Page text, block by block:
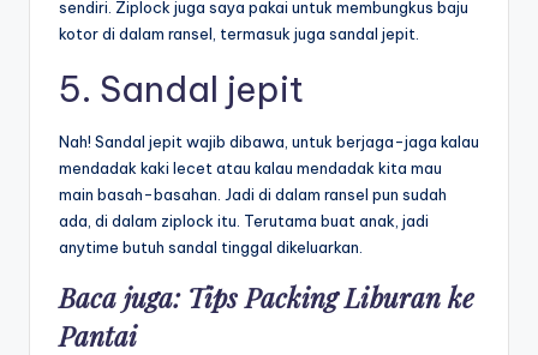
sendiri. Ziplock juga saya pakai untuk membungkus baju
kotor di dalam ransel, termasuk juga sandal jepit.
5. Sandal jepit
Nah! Sandal jepit wajib dibawa, untuk berjaga-jaga kalau
mendadak kaki lecet atau kalau mendadak kita mau
main basah-basahan. Jadi di dalam ransel pun sudah
ada, di dalam ziplock itu. Terutama buat anak, jadi
anytime butuh sandal tinggal dikeluarkan.
Baca juga: Tips Packing Liburan ke
Pantai